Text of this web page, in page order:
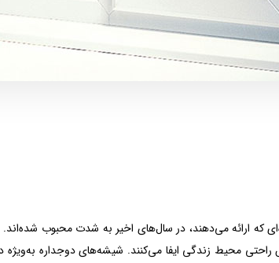
که ارائه می‌دهند، در سال‌های اخیر به شدت محبوب
محیط زندگی ایفا می‌کنند. شیشه‌های دوجداره به‌ویژه